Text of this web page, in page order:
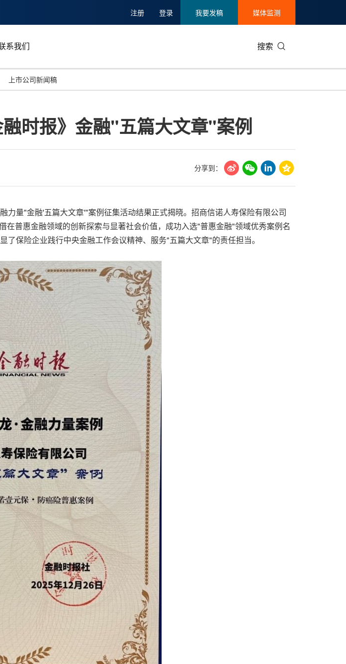
注册 登录 我要发稿 媒体监测
系我们 搜索
投资并购
碳中和
美国临床肿瘤学会(ASCO)
能源化工与环保
娱乐时尚与艺术
马来西亚
新加坡
上市公司新闻稿
时报》金融"五篇大文章"案例
分享到：
力量"金融'五篇大文章'"案例征集活动结果正式揭晓。招商信诺人寿保险有限公司
在普惠金融领域的创新探索与显著社会价值，成功入选"普惠金融"领域优秀案例名
保险企业践行中央金融工作会议精神、服务"五篇大文章"的责任担当。